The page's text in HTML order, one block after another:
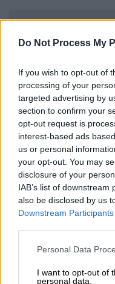
Do Not Process My
If you wish to opt-out of
processing of your
targeted advertising by
section to confirm your
opt-out request is
interest-based ads
us or personal
your opt-out. You may
disclosure of your
IAB’s list of
also be disclosed by us
Downstream Participants
Please note that this
not limited to your visit
Personal Data
I want to opt-out of
personal data.
Στα κάγκελα
μέτρα που
υλοποιήθηκαν -
αθετήθηκαν
Μάλιστα, ο
Μητσοτάκης
ανακοινώσεις
περιορίστηκε στο
παρεμβάσεις για